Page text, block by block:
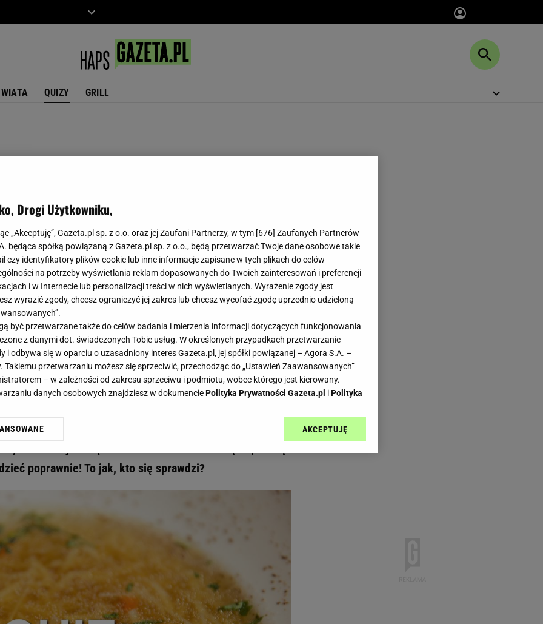
QUIZY GRILL
Ten quiz kulinarny wymaga sporej wiedzy i bystrego oka! - Gazeta.pl I Haps.pl
na zdjęciach? Ten quiz kulinarny
i bystrego oka!
sprawdzamy, jak dobrze rozpoznajecie zupy na
ale nie dajcie się zwieść. Czasami trzeba się naprawdę
poprawnie! To jak, kto się sprawdzi?
Drogi Użytkowniku,
„Akceptuję”, Gazeta.pl sp. z o.o. oraz jej Zaufani Partnerzy, w tym [676] Zaufanych Partnerów
będąca spółką powiązaną z Gazeta.pl sp. z o.o., będą przetwarzać Twoje dane osobowe takie
czy identyfikatory plików cookie lub inne informacje zapisane w tych plikach do celów
na potrzeby wyświetlania reklam dopasowanych do Twoich zainteresowań i preferencji
i w Internecie lub personalizacji treści w nich wyświetlanych. Wyrażenie zgody jest
wyrazić zgody, chcesz ograniczyć jej zakres lub chcesz wycofać zgodę uprzednio udzieloną
być przetwarzane także do celów badania i mierzenia informacji dotyczących funkcjonowania
z danymi dot. świadczonych Tobie usług. W określonych przypadkach przetwarzanie
i odbywa się w oparciu o uzasadniony interes Gazeta.pl, jej spółki powiązanej – Agora S.A. –
Takiemu przetwarzaniu możesz się sprzeciwić, przechodząc do „Ustawień Zaawansowanych”
– w zależności od zakresu sprzeciwu i podmiotu, wobec którego jest kierowany.
danych osobowych znajdziesz w dokumenciePolityka Prywatności Gazeta.pl iPolityka
też zgodę na zainstalowanie i przechowywanie plików cookie Gazeta.pl sp. z o.o., jej
” w stopce serwisu i przechodząc do „Ustawień Zaawansowanych”. Zmiana ustawień
i Agora S.A. możemy przetwarzać dane osobowe w następujących celach:
geolokalizacyjnych. Aktywne skanowanie charakterystyki urządzenia do celów identyfikacji.
na urządzeniu lub dostęp do nich. Spersonalizowane reklamy i treści, pomiar reklam i treści,
usług.Lista Zaufanych Partnerów
AKCEPTUJĘ